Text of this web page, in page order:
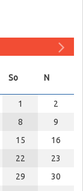
So N
1
2
8
9
15
16
22
23
29
30